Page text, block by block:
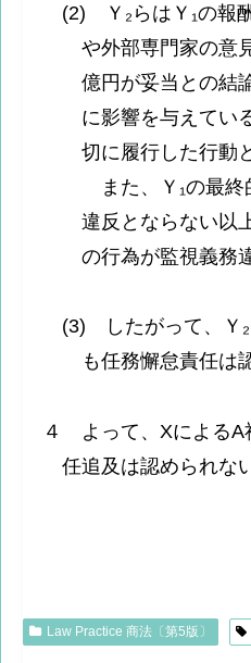
(2) Ｙ₂らはＹ₁の報酬
や外部専門家の意
億円が妥当との結
に影響を与えてい
切に履行した行動
また、Ｙ₁の最終
違反とならない以
の行為が監視義務
(3) したがって、Ｙ₂
も任務懈怠責任は
４ よって、XによるA
任追及は認められな
Law Practice 商法〔第5版〕